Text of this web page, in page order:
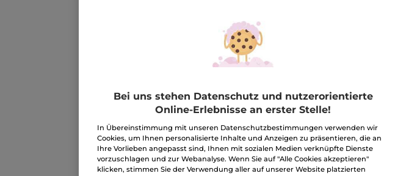
Bei uns stehen Datenschutz und nutzerorientierte
Online-Erlebnisse an erster Stelle!
In Übereinstimmung mit unseren Datenschutzbestimmungen verwenden wir
Cookies, um Ihnen personalisierte Inhalte und Anzeigen zu präsentieren, die an
Ihre Vorlieben angepasst sind, Ihnen mit sozialen Medien verknüpfte Dienste
vorzuschlagen und zur Webanalyse. Wenn Sie auf "Alle Cookies akzeptieren"
klicken, stimmen Sie der Verwendung aller auf unserer Website platzierten